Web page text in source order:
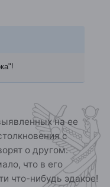
на ее
с
о другом.
что в его
что-нибудь эдакое!